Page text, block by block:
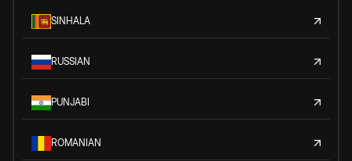
SINHALA
RUSSIAN
PUNJABI
ROMANIAN